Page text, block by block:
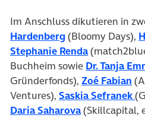
Im Anschluss dikutieren in
Hardenberg(öffnet in neuem
(Bloomy Days),
Stephanie Renda(öffnet in
Buchheim sowie Dr. Tanja
Gründerfonds), Zoé Fabian
Ventures), Saskia Sefranek
Daria Saharova(öffnet in
(Skillcapital,